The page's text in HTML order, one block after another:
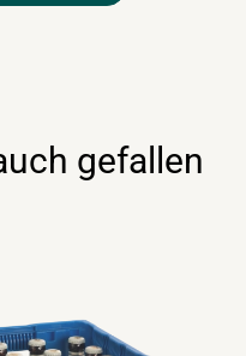
gefallen